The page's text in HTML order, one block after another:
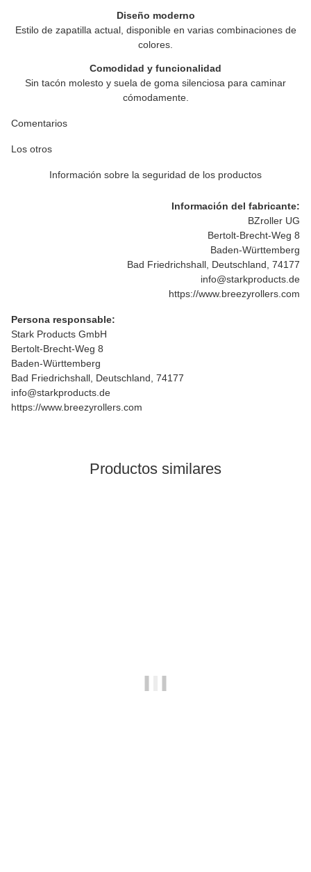
Diseño moderno
Estilo de zapatilla actual, disponible en varias combinaciones de
colores.
Comodidad y funcionalidad
Sin tacón molesto y suela de goma silenciosa para caminar
cómodamente.
Comentarios
Los otros
Información sobre la seguridad de los productos
Información del fabricante:
BZroller UG
Bertolt-Brecht-Weg 8
Baden-Württemberg
Bad Friedrichshall, Deutschland, 74177
info@starkproducts.de
https://www.breezyrollers.com
Persona responsable:
Stark Products GmbH
Bertolt-Brecht-Weg 8
Baden-Württemberg
Bad Friedrichshall, Deutschland, 74177
info@starkproducts.de
https://www.breezyrollers.com
Productos similares